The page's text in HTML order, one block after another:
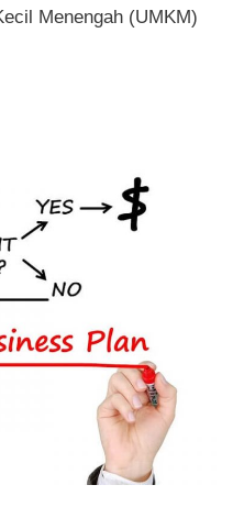
Menengah (UMKM)